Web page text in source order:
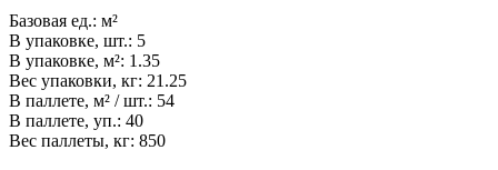
Базовая ед.: м²
В упаковке, шт.: 5
В упаковке, м²: 1.35
Вес упаковки, кг: 21.25
В паллете, м² / шт.: 54
В паллете, уп.: 40
Вес паллеты, кг: 850